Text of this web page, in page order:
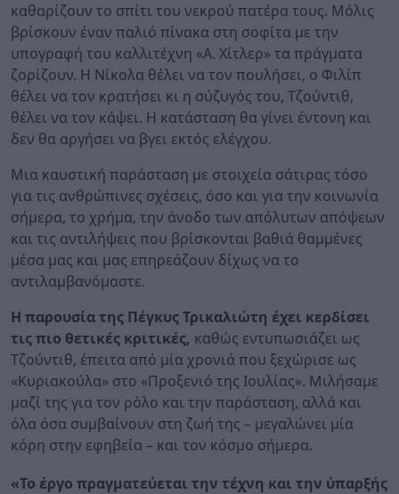
καθαρίζουν το σπίτι του νεκρού πατέρα τους. Μόλις
βρίσκουν έναν παλιό πίνακα στη σοφίτα με την
υπογραφή του καλλιτέχνη «Α. Χίτλερ» τα πράγματα
ζορίζουν. Η Νίκολα θέλει να τον πουλήσει, ο Φιλίπ
θέλει να τον κρατήσει κι η σύζυγός του, Τζούντιθ,
θέλει να τον κάψει. Η κατάσταση θα γίνει έντονη και
δεν θα αργήσει να βγει εκτός ελέγχου.
Μια καυστική παράσταση με στοιχεία σάτιρας τόσο
για τις ανθρώπινες σχέσεις, όσο και για την κοινωνία
σήμερα, το χρήμα, την άνοδο των απόλυτων απόψεων
και τις αντιλήψεις που βρίσκονται βαθιά θαμμένες
μέσα μας και μας επηρεάζουν δίχως να το
αντιλαμβανόμαστε.
Η παρουσία της Πέγκυς Τρικαλιώτη έχει κερδίσει
τις πιο θετικές κριτικές, καθώς εντυπωσιάζει ως
Τζούντιθ, έπειτα από μία χρονιά που ξεχώρισε ως
«Κυριακούλα» στο «Προξενιό της Ιουλίας». Μιλήσαμε
μαζί της για τον ρόλο και την παράσταση, αλλά και
όλα όσα συμβαίνουν στη ζωή της – μεγαλώνει μία
κόρη στην εφηβεία – και τον κόσμο σήμερα.
«Το έργο πραγματεύεται την τέχνη και την ύπαρξής